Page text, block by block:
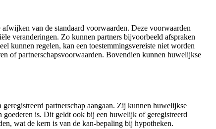
van de standaard voorwaarden. Deze voorwaarden
veranderingen. Zo kunnen partners bijvoorbeeld afspraken
kunnen regelen, kan een toestemmingsvereiste niet worden
of partnerschapsvoorwaarden. Bovendien kunnen huwelijkse
partnerschap aangaan. Zij kunnen huwelijkse
goederen is. Dit geldt ook bij een huwelijk of geregistreerd
wat de kern is van de kan-bepaling bij hypotheken.